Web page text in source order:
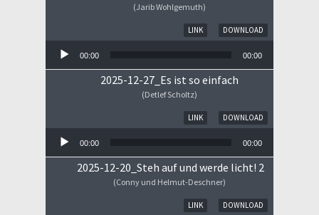
(Jarib Wohlgemuth)
DOWNLOAD
LINK
00:00 00:00
2025-12-27_Es ist so einfach
(Detlef Scholtz)
DOWNLOAD
LINK
00:00 00:00
2025-12-20_Steh auf und werde licht! 2
(Conny und Helmut-Deschner)
DOWNLOAD
LINK